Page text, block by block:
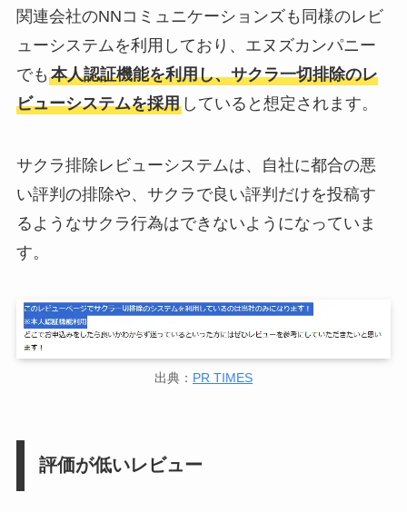
関連会社のNNコミュニケーションズも同様のレビ
ューシステムを利用しており、エヌズカンパニー
でも 本人認証機能を利用し、サクラ一切排除のレ
ビューシステムを採用していると想定されます。
サクラ排除レビューシステムは、自社に都合の悪
い評判の排除や、サクラで良い評判だけを投稿す
るようなサクラ行為はできないようになっていま
す。
出典： PR TIMES
評価が低いレビュー